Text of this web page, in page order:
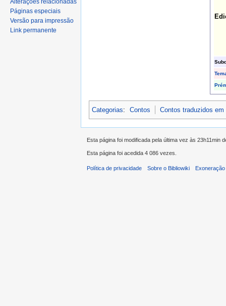
Categorias: Contos Contos traduzidos em
Alterações relacionadas
Páginas especiais
Versão para impressão
Link permanente
Esta página foi modificada pela última vez às 23h11min
Esta página foi acedida 4 086 vezes.
Política de privacidade Sobre o Bibliowiki